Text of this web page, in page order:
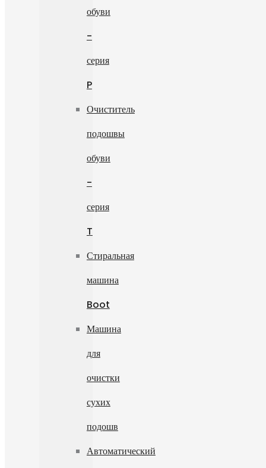
обуви
-
серия
P
Очиститель
подошвы
обуви
-
серия
T
Стиральная
машина
Boot
Машина
для
очистки
сухих
подошв
Автоматический